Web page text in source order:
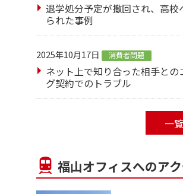
退学処分予定が撤回され、高校
られた事例
2025年10月17日 消費者問題
ネット上で知り合った相手との
グ契約でのトラブル
一
福山オフィスへのア